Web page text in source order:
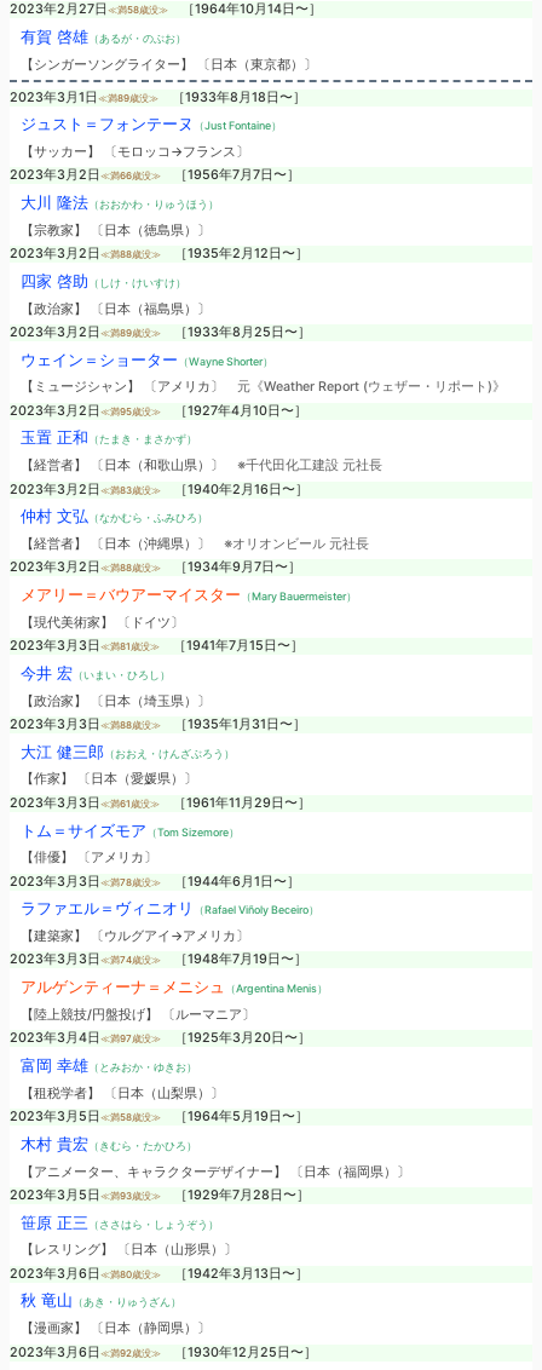
2023年2月27日 ≪満58歳没≫ ［1964年10月14日〜］
有賀 啓雄（あるが・のぶお）
【シンガーソングライター】 〔日本（東京都）〕
2023年3月1日 ≪満89歳没≫ ［1933年8月18日〜］
ジュスト＝フォンテーヌ （Just Fontaine）
【サッカー】 〔モロッコ→フランス〕
2023年3月2日 ≪満66歳没≫ ［1956年7月7日〜］
大川 隆法（おおかわ・りゅうほう）
【宗教家】 〔日本（徳島県）〕
2023年3月2日 ≪満88歳没≫ ［1935年2月12日〜］
四家 啓助 （しけ・けいすけ）
【政治家】 〔日本（福島県）〕
2023年3月2日 ≪満89歳没≫ ［1933年8月25日〜］
ウェイン＝ショーター （Wayne Shorter）
【ミュージシャン】 〔アメリカ〕 元《Weather Report (ウェザー・リポート)》
2023年3月2日 ≪満95歳没≫ ［1927年4月10日〜］
玉置 正和 （たまき・まさかず）
【経営者】 〔日本（和歌山県）〕 ※千代田化工建設 元社長
2023年3月2日 ≪満83歳没≫ ［1940年2月16日〜］
仲村 文弘（なかむら・ふみひろ）
【経営者】 〔日本（沖縄県）〕 ※オリオンビール 元社長
2023年3月2日 ≪満88歳没≫ ［1934年9月7日〜］
メアリー＝バウアーマイスター （Mary Bauermeister）
【現代美術家】 〔ドイツ〕
2023年3月3日 ≪満81歳没≫ ［1941年7月15日〜］
今井 宏（いまい・ひろし）
【政治家】 〔日本（埼玉県）〕
2023年3月3日 ≪満88歳没≫ ［1935年1月31日〜］
大江 健三郎（おおえ・けんざぶろう）
【作家】 〔日本（愛媛県）〕
2023年3月3日 ≪満61歳没≫ ［1961年11月29日〜］
トム＝サイズモア （Tom Sizemore）
【俳優】 〔アメリカ〕
2023年3月3日 ≪満78歳没≫ ［1944年6月1日〜］
ラファエル＝ヴィニオリ （Rafael Viñoly Beceiro）
【建築家】 〔ウルグアイ→アメリカ〕
2023年3月3日 ≪満74歳没≫ ［1948年7月19日〜］
アルゲンティーナ＝メニシュ （Argentina Menis）
【陸上競技/円盤投げ】 〔ルーマニア〕
2023年3月4日 ≪満97歳没≫ ［1925年3月20日〜］
富岡 幸雄（とみおか・ゆきお）
【租税学者】 〔日本（山梨県）〕
2023年3月5日 ≪満58歳没≫ ［1964年5月19日〜］
木村 貴宏（きむら・たかひろ）
【アニメーター、キャラクターデザイナー】 〔日本（福岡県）〕
2023年3月5日 ≪満93歳没≫ ［1929年7月28日〜］
笹原 正三 （ささはら・しょうぞう）
【レスリング】 〔日本（山形県）〕
2023年3月6日 ≪満80歳没≫ ［1942年3月13日〜］
秋 竜山 （あき・りゅうざん）
【漫画家】 〔日本（静岡県）〕
2023年3月6日 ≪満92歳没≫ ［1930年12月25日〜］